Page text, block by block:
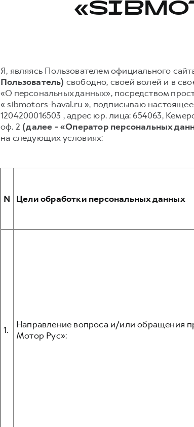
Я, являясь Пользователем официального
Пользователь) свободно, своей волей и в
«О персональных данных», посредством
« sibmotors-haval.ru », подписываю
1204200016503 , адрес юр. лица: 654063,
оф. 2 (далее - «Оператор персональных
на следующих условиях:
N Цели обработки персональных данных
1.
Направление вопроса и/или обращения
Мотор Рус»: